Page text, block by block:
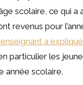
scolaire, ce qui a
revenus pour
a
particulier les
année scolaire.